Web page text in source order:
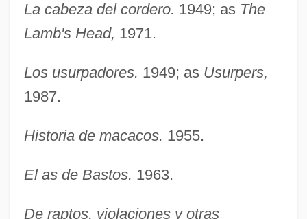
La cabeza del cordero. 1949; as The
Lamb's Head, 1971.
Los usurpadores. 1949; as Usurpers,
1987.
Historia de macacos. 1955.
El as de Bastos. 1963.
De raptos, violaciones y otras